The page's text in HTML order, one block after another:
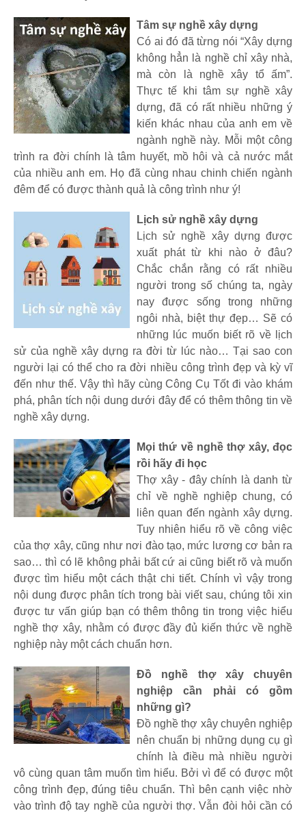
Tâm sự nghề xây dựng
Có ai đó đã từng nói “Xây dựng
không hẳn là nghề chỉ xây nhà,
mà còn là nghề xây tổ ấm”.
Thực tế khi tâm sự nghề xây
dựng, đã có rất nhiều những ý
kiến khác nhau của anh em về
ngành nghề này. Mỗi một công
trình ra đời chính là tâm huyết, mồ hôi và cả nước mắt
của nhiều anh em. Họ đã cùng nhau chinh chiến ngành
đêm để có được thành quả là công trình như ý!
Lịch sử nghề xây dựng
Lịch sử nghề xây dựng được
xuất phát từ khi nào ở đâu?
Chắc chắn rằng có rất nhiều
người trong số chúng ta, ngày
nay được sống trong những
ngôi nhà, biệt thự đẹp… Sẽ có
những lúc muốn biết rõ về lịch
sử của nghề xây dựng ra đời từ lúc nào… Tại sao con
người lại có thể cho ra đời nhiều công trình đẹp và kỳ vĩ
đến như thế. Vậy thì hãy cùng Công Cụ Tốt đi vào khám
phá, phân tích nội dung dưới đây để có thêm thông tin về
nghề xây dựng.
Mọi thứ về nghề thợ xây, đọc
rồi hãy đi học
Thợ xây - đây chính là danh từ
chỉ về nghề nghiệp chung, có
liên quan đến ngành xây dựng.
Tuy nhiên hiểu rõ về công việc
của thợ xây, cũng như nơi đào tạo, mức lương cơ bản ra
sao… thì có lẽ không phải bất cứ ai cũng biết rõ và muốn
được tìm hiểu một cách thật chi tiết. Chính vì vậy trong
nội dung được phân tích trong bài viết sau, chúng tôi xin
được tư vấn giúp bạn có thêm thông tin trong việc hiểu
nghề thợ xây, nhằm có được đầy đủ kiến thức về nghề
nghiệp này một cách chuẩn hơn.
Đồ nghề thợ xây chuyên
nghiệp cần phải có gồm
những gì?
Đồ nghề thợ xây chuyên nghiệp
nên chuẩn bị những dụng cụ gì
chính là điều mà nhiều người
vô cùng quan tâm muốn tìm hiểu. Bởi vì để có được một
công trình đẹp, đúng tiêu chuẩn. Thì bên cạnh việc nhờ
vào trình độ tay nghề của người thợ. Vẫn đòi hỏi cần có